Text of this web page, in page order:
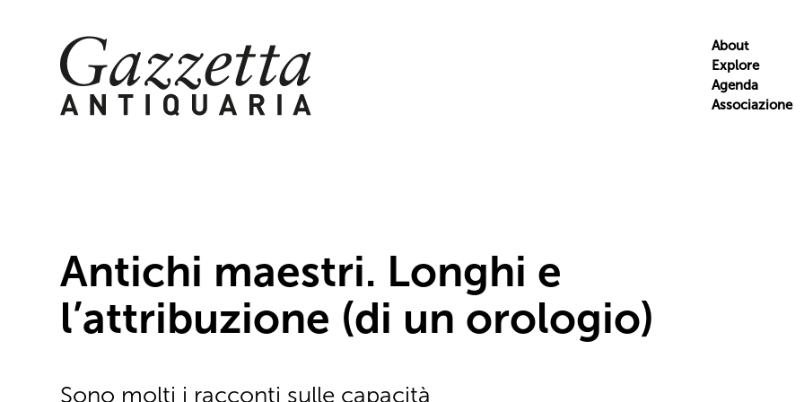
Skip
to
content
About
Explore
Agenda
Associazione
Antichi maestri. Longhi e
l’attribuzione (di un orologio)
Sono molti i racconti sulle capacità